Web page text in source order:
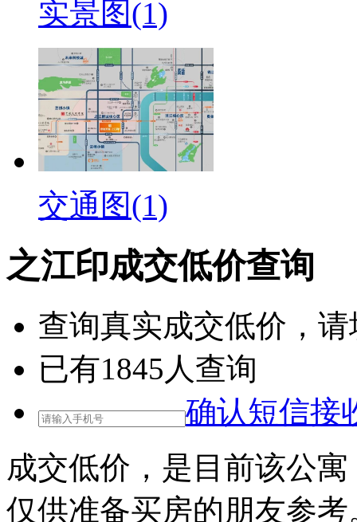
实景图(1)
交通图(1)
之江印成交低价查询
查询真实成交低价 ，
已有1845 人查询
确认短信接
成交低价，是目前该公
仅供准备买房的朋友参